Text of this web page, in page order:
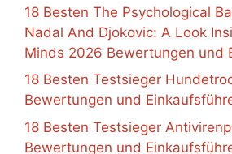
18 Besten The Psychological
Nadal And Djokovic: A Look
Minds 2026 Bewertungen und
18 Besten Testsieger
Bewertungen und
18 Besten Testsieger
Bewertungen und